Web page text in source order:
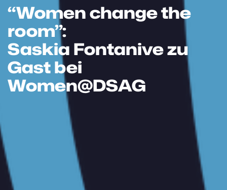
“Women change the
room”:
Saskia Fontanive zu
Gast bei
Women@DSAG